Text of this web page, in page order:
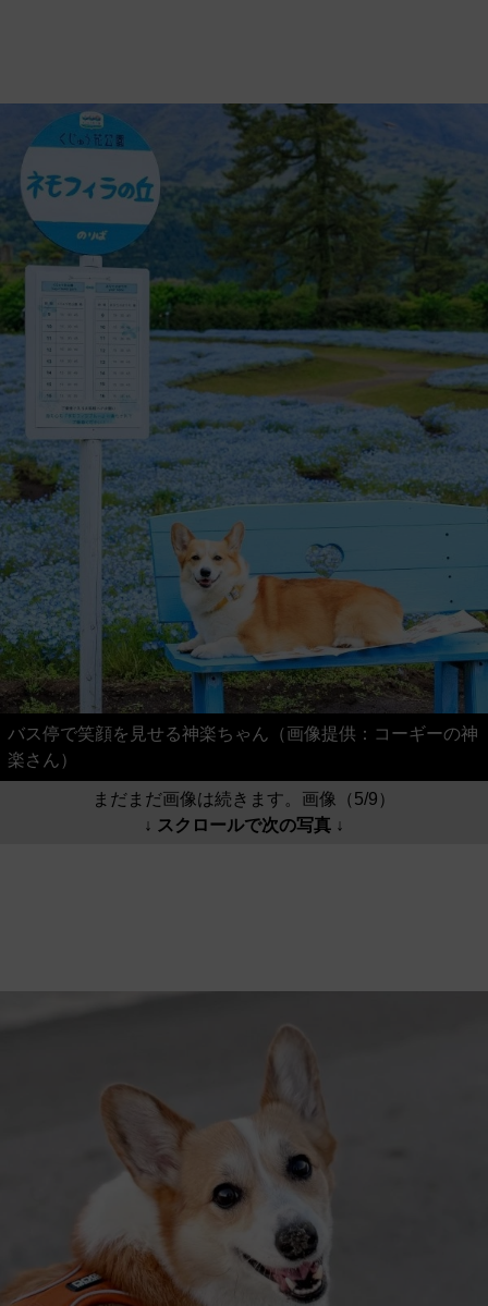
バス停で笑顔を見せる神楽ちゃん（画像提供：コーギーの神
楽さん）
まだまだ画像は続きます。画像（5/9）
↓ スクロールで次の写真 ↓